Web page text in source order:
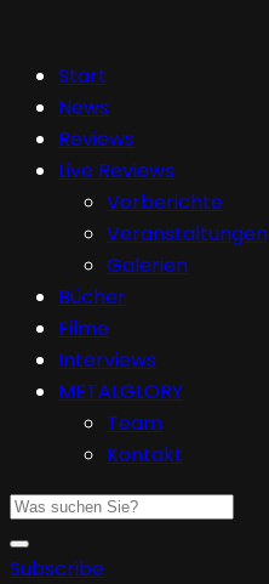
Start
News
Reviews
Live Reviews
Vorberichte
Veranstaltungen
Galerien
Bücher
Filme
Interviews
METALGLORY
Team
Kontakt
Subscribe